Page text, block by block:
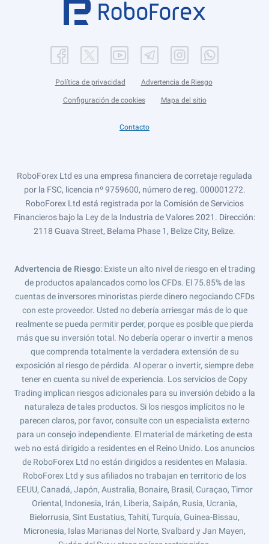
Política de privacidad Advertencia de Riesgo
Configuración de cookies Mapa del sitio
Contacto
RoboForex Ltd es una empresa financiera de corretaje regulada
por la FSC, licencia nº 9759600, número de reg. 000001272.
RoboForex Ltd está registrada por la Comisión de Servicios
Financieros bajo la Ley de la Industria de Valores 2021. Dirección:
2118 Guava Street, Belama Phase 1, Belize City, Belize.
Advertencia de Riesgo: Existe un alto nivel de riesgo en el trading
de productos apalancados como los CFDs. El 75.85% de las
cuentas de inversores minoristas pierde dinero negociando CFDs
con este proveedor. Usted no debería arriesgar más de lo que
realmente se pueda permitir perder, porque es posible que pierda
más que su inversión total. No debería operar o invertir a menos
que comprenda totalmente la verdadera extensión de su
exposición al riesgo de pérdida. Al operar o invertir, siempre debe
tener en cuenta su nivel de experiencia. Los servicios de Copy
Trading implican riesgos adicionales para su inversión debido a la
naturaleza de tales productos. Si los riesgos implícitos no le
parecen claros, por favor, consulte con un especialista externo
para un consejo independiente. El material de márketing de esta
web no está dirigido a residentes en el Reino Unido. Los anuncios
de RoboForex Ltd no están dirigidos a residentes en Malasia.
RoboForex Ltd y sus afiliados no trabajan en territorio de los
EEUU, Canadá, Japón, Australia, Bonaire, Brasil, Curaçao, Timor
Oriental, Indonesia, Irán, Liberia, Saipán, Rusia, Ucrania,
Bielorrusia, Sint Eustatius, Tahití, Turquía, Guinea-Bissau,
Micronesia, Islas Marianas del Norte, Svalbard y Jan Mayen,